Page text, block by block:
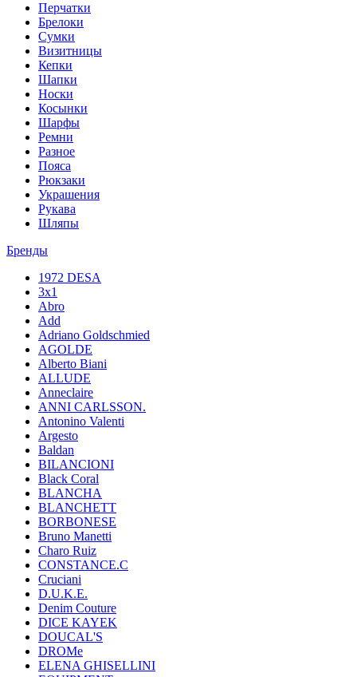
Перчатки
Брелоки
Сумки
Визитницы
Кепки
Шапки
Носки
Косынки
Шарфы
Ремни
Разное
Пояса
Рюкзаки
Украшения
Рукава
Шляпы
Бренды
1972 DESA
3x1
Abro
Add
Adriano Goldschmied
AGOLDE
Alberto Biani
ALLUDE
Anneclaire
ANNI CARLSSON.
Antonino Valenti
Argesto
Baldan
BILANCIONI
Black Coral
BLANCHA
BLANCHETT
BORBONESE
Bruno Manetti
Charo Ruiz
CONSTANCE.C
Cruciani
D.U.K.E.
Denim Couture
DICE KAYEK
DOUCAL'S
DROMe
ELENA GHISELLINI